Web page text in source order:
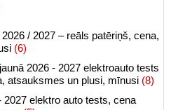
/ 2027 – reāls patēriņš, cena,
(6)
2026 - 2027 elektroauto tests
atsauksmes un plusi, mīnusi (8)
elektro auto tests, cena